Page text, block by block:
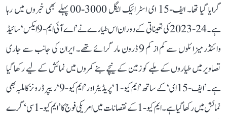
گرایا گیا تھا۔ ایف-15 ای اسٹرائیک ایگل 3000-00 پہلے بھی خبروں میں رہا
ہے۔ 24-2023 کی تعیناتی کے دوران اس طیارے نے ’اے آئی ایم-9 ایکس‘ سائیڈ
وائنڈر میزائلوں سے کم از کم 9 ڈرون مار گرائے تھے۔ ایران کی جانب سے جاری
تصاویر میں طیاروں کے ملبے کو زمین کے نیچے بنے کمروں میں نمائش کے لیے رکھا گیا
ہے۔ ’ایف-15 ای‘ کے ساتھ ’ایم کیو-1‘ پریڈیٹر اور ’ایم کیو-9‘ ریپر ڈرونز کا ملبہ بھی
نمائش میں رکھا گیا ہے۔ ایم کیو-1 کے نقصانات میں امریکی فوج کا ’ایم کیو-1 سی‘ گرے